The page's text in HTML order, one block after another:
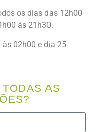
os dias das 12h00
ás 21h30.
02h00 e dia 25
AS